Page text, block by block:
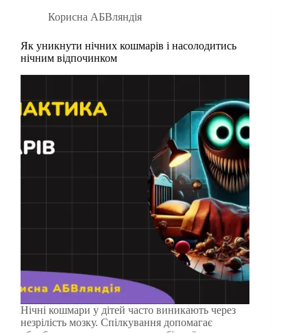
Корисна АБВляндія
Як уникнути нічних кошмарів і насолодитись
нічним відпочинком
Нічні кошмари у дітей часто виникають через
незрілість мозку. Спілкування допомагає